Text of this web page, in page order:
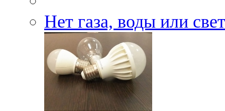
Нет газа, воды или